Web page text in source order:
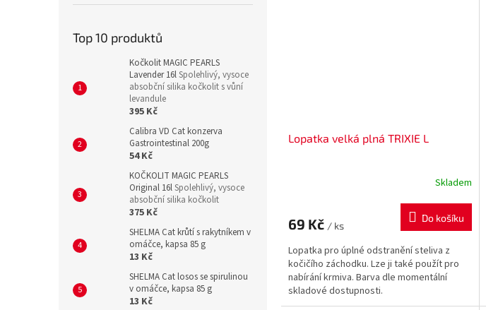
Top 10 produktů
Kočkolit MAGIC PEARLS
Lavender 16lSpolehlivý, vysoce
absobční silika kočkolit s vůní
levandule
395 Kč
Calibra VD Cat konzerva
Gastrointestinal 200g
54 Kč
KOČKOLIT MAGIC PEARLS
Original 16lSpolehlivý, vysoce
absobční silika kočkolit
375 Kč
SHELMA Cat krůtí s rakytníkem v
omáčce, kapsa 85 g
13 Kč
SHELMA Cat losos se spirulinou
v omáčce, kapsa 85 g
13 Kč
Lopatka velká plná TRIXIE L
Skladem
69 Kč / ks
Do košíku
Lopatka pro úplné odstranění steliva z
kočičího záchodku. Lze ji také použít pro
nabírání krmiva. Barva dle momentální
skladové dostupnosti.